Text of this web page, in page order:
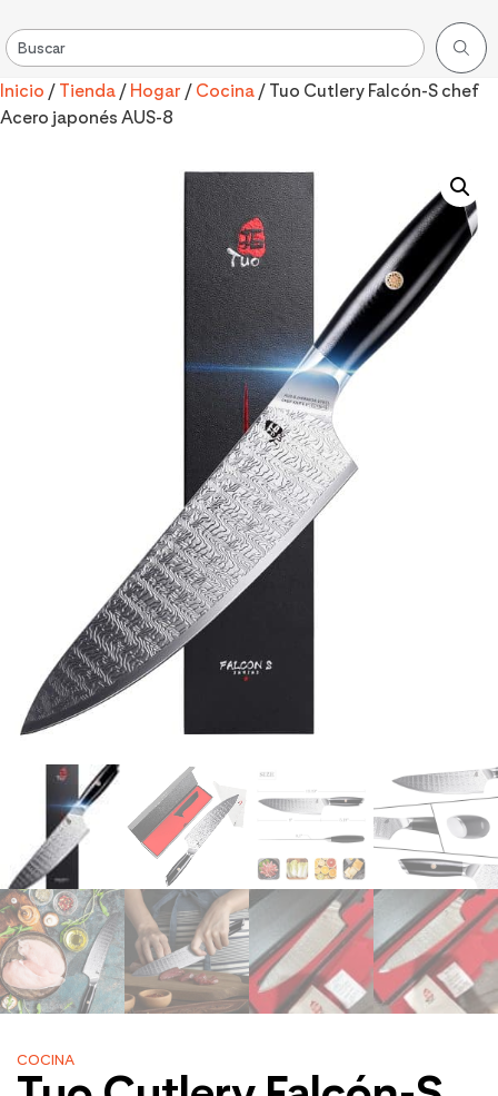
Inicio / Tienda / Hogar / Cocina / Tuo Cutlery Falcón-S chef
Acero japonés AUS-8
COCINA